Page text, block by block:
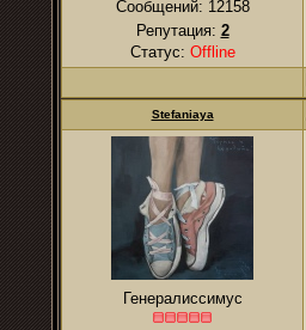
Сообщений: 12158
Репутация: 2
Статус: Offline
Stefaniaya
Генералиссимус